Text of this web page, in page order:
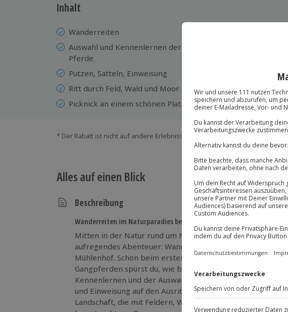
Inhalt
Wanderreiten
Auswahl und Kennenlernen der
Pferde
Putzen, Satteln, Einweisung
Ritt durch Feld, Wald und Moor
Picknick an einem schönen Platz
Betreuung durch
Willkommens- und
Abschiedsgetränk
* Der Rabatt ist nicht auf andere Erlebnisse bei der Einlösung übertragbar.
Alles auf einen Blick
Beschreibung
Wanderreiten im Naturparadies bei Neustadt erleben
Mitten in der Natur rund um Neustadt am Rübenberge
aufregendes Abenteuer: Wanderreiten auf dem liebevoll
Mühlenhof. Schon beim ersten Kontakt mit den
Gangpferden spürst du, wie besonders dieses Erlebnis ist.
Kennenlernen und der Auswahl deines Pferdes bereitest
und Einweisung auf den Ausritt vor. Dann geht es los –
Landschaft, die mit Feldern, Wäldern und Mooren